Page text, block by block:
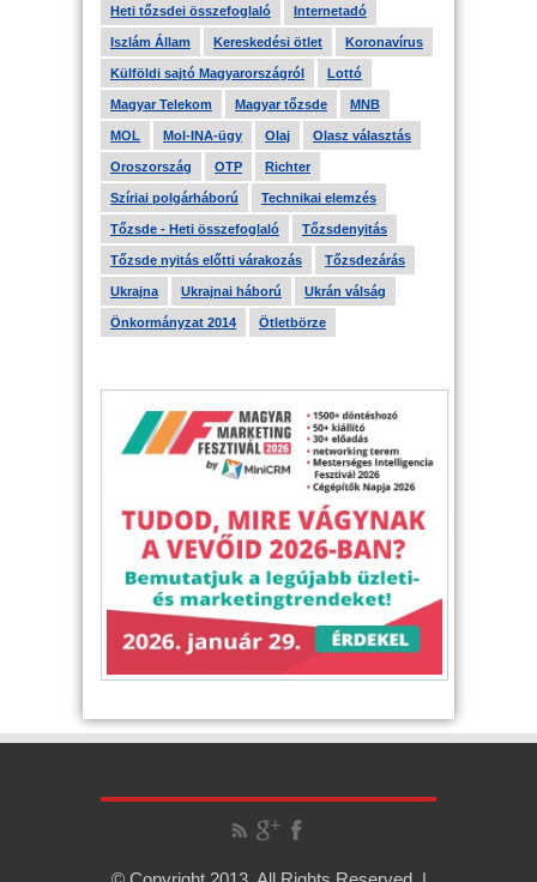
Heti tőzsdei összefoglaló Internetadó
Iszlám Állam Kereskedési ötlet Koronavírus
Külföldi sajtó Magyarországról Lottó
Magyar Telekom Magyar tőzsde MNB
MOL Mol-INA-ügy Olaj Olasz választás
Oroszország OTP Richter
Szíriai polgárháború Technikai elemzés
Tőzsde - Heti összefoglaló Tőzsdenyitás
Tőzsde nyitás előtti várakozás Tőzsdezárás
Ukrajna Ukrajnai háború Ukrán válság
Önkormányzat 2014 Ötletbörze